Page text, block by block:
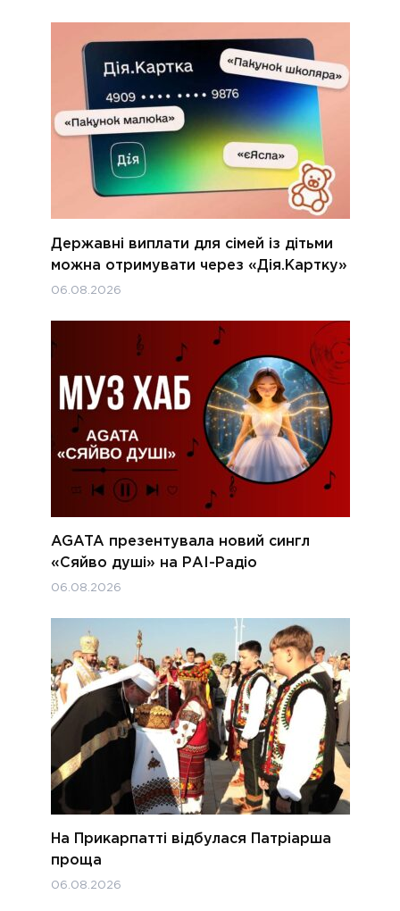
Державні виплати для сімей із дітьми
можна отримувати через «Дія.Картку»
06.08.2026
AGATA презентувала новий сингл
«Сяйво душі» на РАІ-Радіо
06.08.2026
На Прикарпатті відбулася Патріарша
проща
06.08.2026